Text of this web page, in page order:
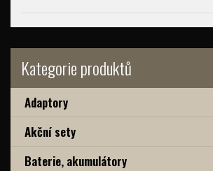
Kategorie produktů
Adaptory
Akční sety
Baterie, akumulátory